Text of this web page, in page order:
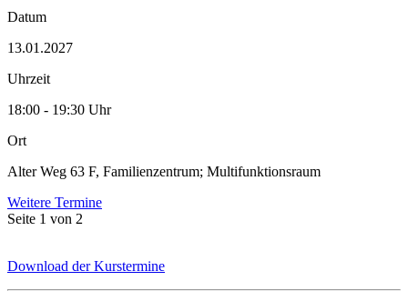
Datum
13.01.2027
Uhrzeit
18:00 - 19:30 Uhr
Ort
Alter Weg 63 F, Familienzentrum; Multifunktionsraum
Weitere Termine
Seite 1 von 2
Download der Kurstermine